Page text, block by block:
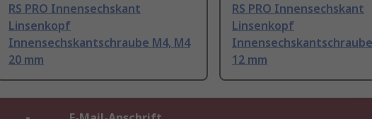
RS PRO Innensechskant
Linsenkopf
Innensechskantschraube M4, M4
20 mm
RS PRO Innensechskant
Linsenkopf
12 mm